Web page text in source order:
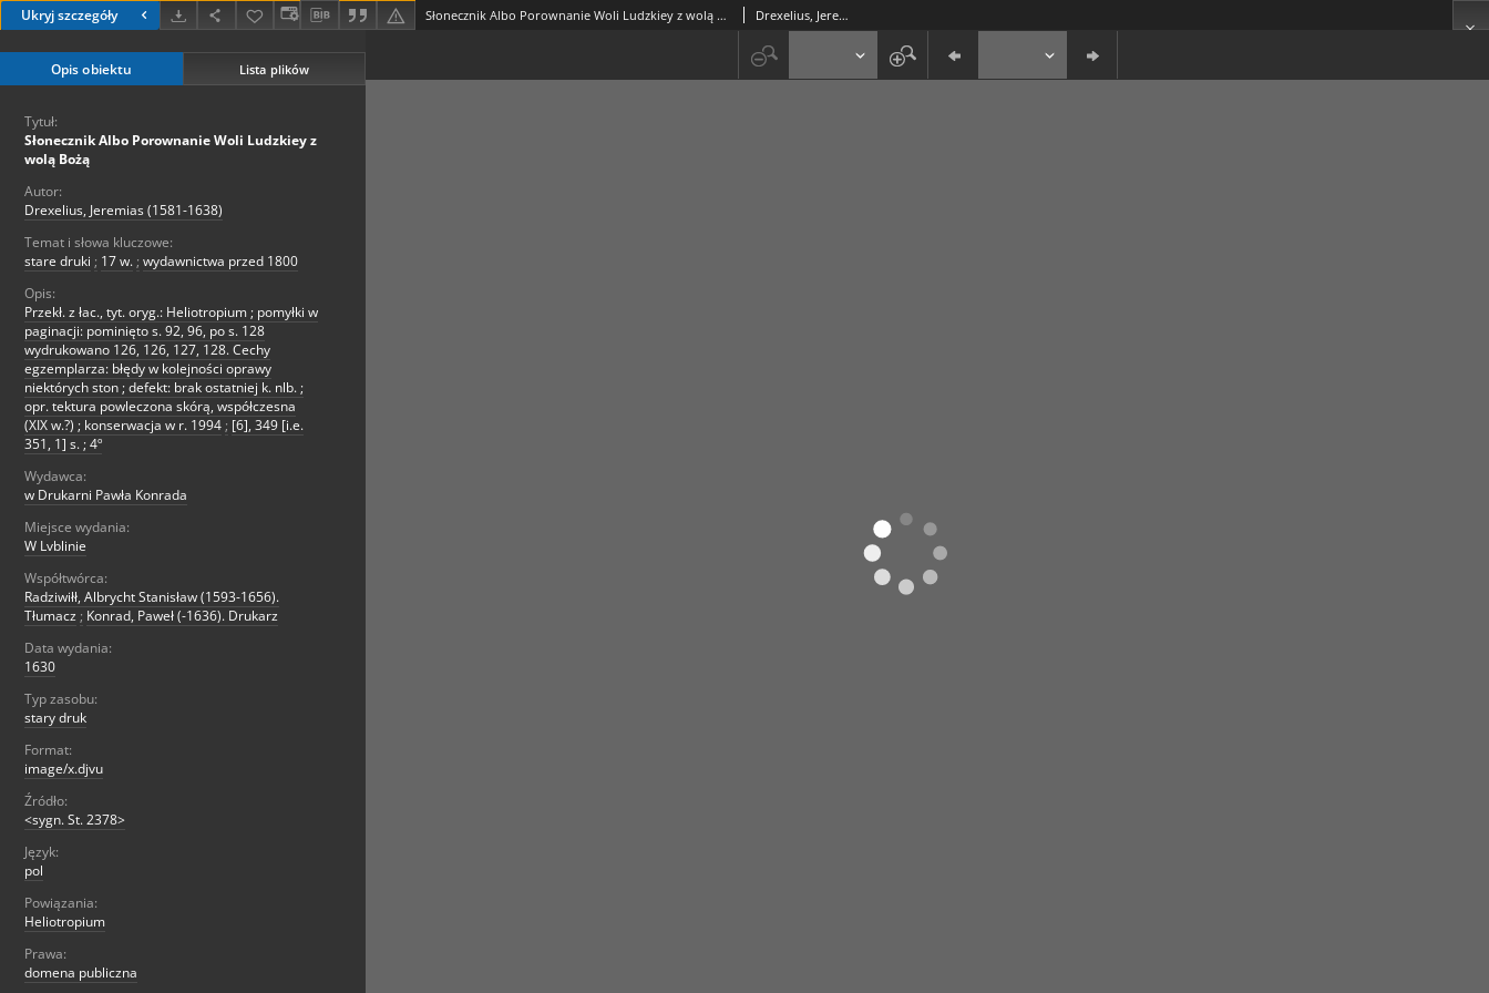
Ukryj szczegóły Słonecznik Albo Porownanie Woli Ludzkiey z wolą Bożą Drexelius, Jeremias (1581-1638)
Opis obiektu Lista plików
Tytuł:
Słonecznik Albo Porownanie Woli Ludzkiey z
wolą Bożą
Autor:
Drexelius, Jeremias (1581-1638)
Temat i słowa kluczowe:
stare druki ; 17 w. ; wydawnictwa przed 1800
Opis:
Przekł. z łac., tyt. oryg.: Heliotropium ; pomyłki w
paginacji: pominięto s. 92, 96, po s. 128
wydrukowano 126, 126, 127, 128. Cechy
egzemplarza: błędy w kolejności oprawy
niektórych ston ; defekt: brak ostatniej k. nlb. ;
opr. tektura powleczona skórą, współczesna
(XIX w.?) ; konserwacja w r. 1994 ; [6], 349 [i.e.
351, 1] s. ; 4º
Wydawca:
w Drukarni Pawła Konrada
Miejsce wydania:
W Lvblinie
Współtwórca:
Radziwiłł, Albrycht Stanisław (1593-1656).
Tłumacz ; Konrad, Paweł (-1636). Drukarz
Data wydania:
1630
Typ zasobu:
stary druk
Format:
image/x.djvu
Źródło:
<sygn. St. 2378>
Język:
pol
Powiązania:
Heliotropium
Prawa:
domena publiczna